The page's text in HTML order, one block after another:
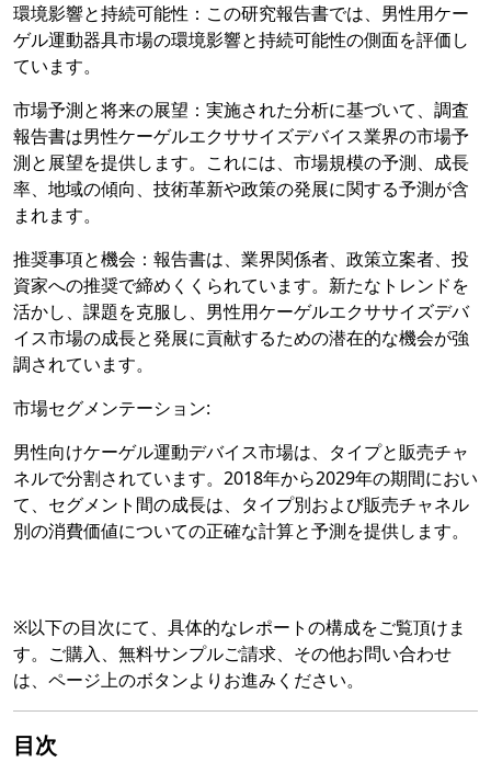
環境影響と持続可能性：この研究報告書では、男性用ケー
ゲル運動器具市場の環境影響と持続可能性の側面を評価し
ています。
市場予測と将来の展望：実施された分析に基づいて、調査
報告書は男性ケーゲルエクササイズデバイス業界の市場予
測と展望を提供します。これには、市場規模の予測、成長
率、地域の傾向、技術革新や政策の発展に関する予測が含
まれます。
推奨事項と機会：報告書は、業界関係者、政策立案者、投
資家への推奨で締めくくられています。新たなトレンドを
活かし、課題を克服し、男性用ケーゲルエクササイズデバ
イス市場の成長と発展に貢献するための潜在的な機会が強
調されています。
市場セグメンテーション:
男性向けケーゲル運動デバイス市場は、タイプと販売チャ
ネルで分割されています。2018年から2029年の期間におい
て、セグメント間の成長は、タイプ別および販売チャネル
別の消費価値についての正確な計算と予測を提供します。
※以下の目次にて、具体的なレポートの構成をご覧頂けま
す。ご購入、無料サンプルご請求、その他お問い合わせ
は、ページ上のボタンよりお進みください。
目次